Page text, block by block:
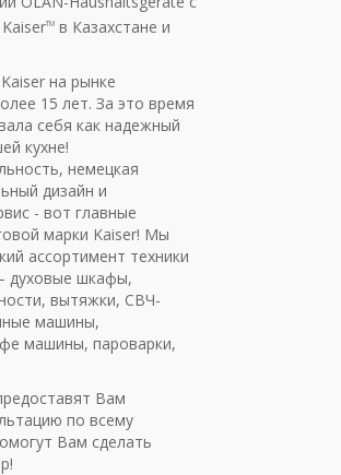
TM в Казахстане и
на рынке
15 лет. За это время
себя как надежный
кухне!
немецкая
дизайн и
- вот главные
марки Kaiser! Мы
ассортимент техники
духовые шкафы,
вытяжки, СВЧ-
машины,
машины, пароварки,
Вам
по всему
Вам сделать